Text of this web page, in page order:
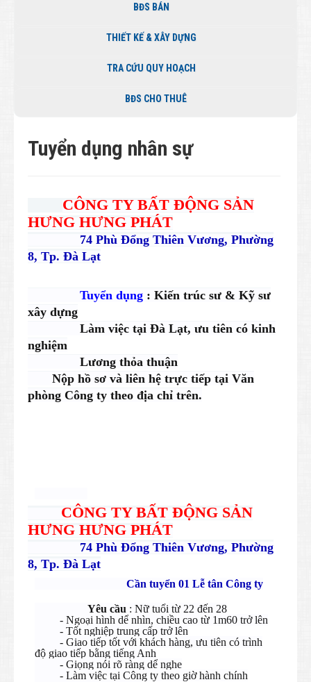
BĐS BÁN
THIẾT KẾ & XÂY DỰNG
TRA CỨU QUY HOẠCH
BĐS CHO THUÊ
Tuyển dụng nhân sự
CÔNG TY BẤT ĐỘNG SẢN
HƯNG HƯNG PHÁT
74 Phù Đổng Thiên Vương, Phường
8, Tp. Đà Lạt
Tuyển dụng : Kiến trúc sư & Kỹ sư
xây dựng
Làm việc tại Đà Lạt, ưu tiên có kinh
nghiệm
Lương thỏa thuận
Nộp hồ sơ và liên hệ trực tiếp tại Văn
phòng Công ty theo địa chỉ trên.
CÔNG TY BẤT ĐỘNG SẢN
HƯNG HƯNG PHÁT
74 Phù Đổng Thiên Vương, Phường
8, Tp. Đà Lạt
Cần tuyển 01 Lễ tân Công ty
Yêu cầu : Nữ tuổi từ 22 đến 28
- Ngoại hình dể nhìn, chiều cao từ 1m60 trở lên
- Tốt nghiệp trung cấp trở lên
- Giao tiếp tốt với khách hàng, ưu tiên có trình
độ giao tiếp bằng tiếng Anh
- Giọng nói rõ ràng dể nghe
- Làm việc tại Công ty theo giờ hành chính